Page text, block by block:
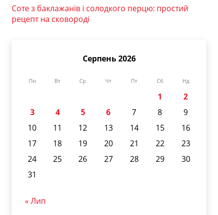
Соте з баклажанів і солодкого перцю: простий
рецепт на сковороді
Серпень 2026
Пн Вт Ср Чт Пт Сб Нд
1
2
3
4 5 6 7 8
9
10
11 12 13 14 15
16
17
18 19 20 21 22
23
24
25 26 27 28 29
30
31
« Лип